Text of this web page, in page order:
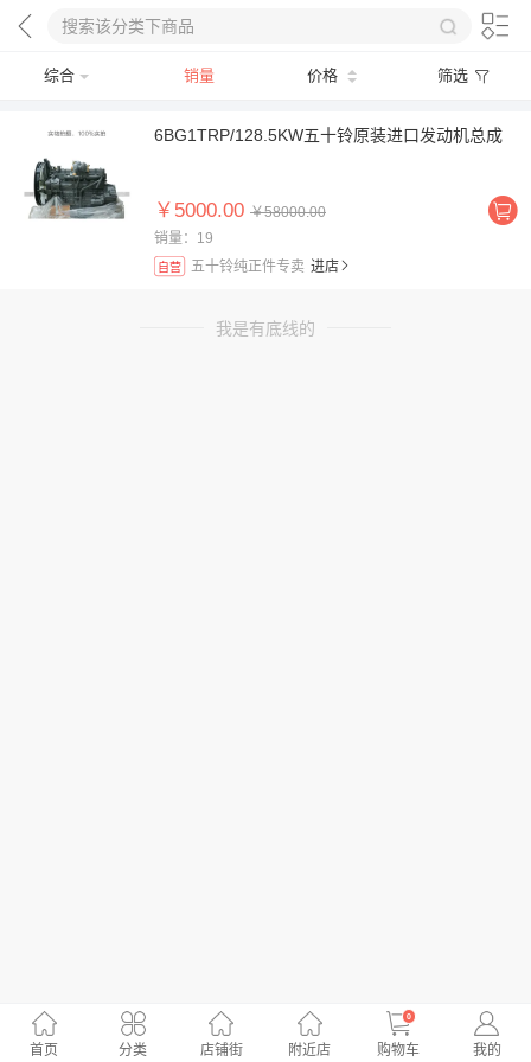
综合 销量 价格 筛选
6BG1TRP/128.5KW五十铃原装进口发动机总成
￥5000.00 ￥58000.00
销量：19
自营 五十铃纯正件专卖 进店
我是有底线的
首页 分类 店铺街 附近店
0
购物车 我的